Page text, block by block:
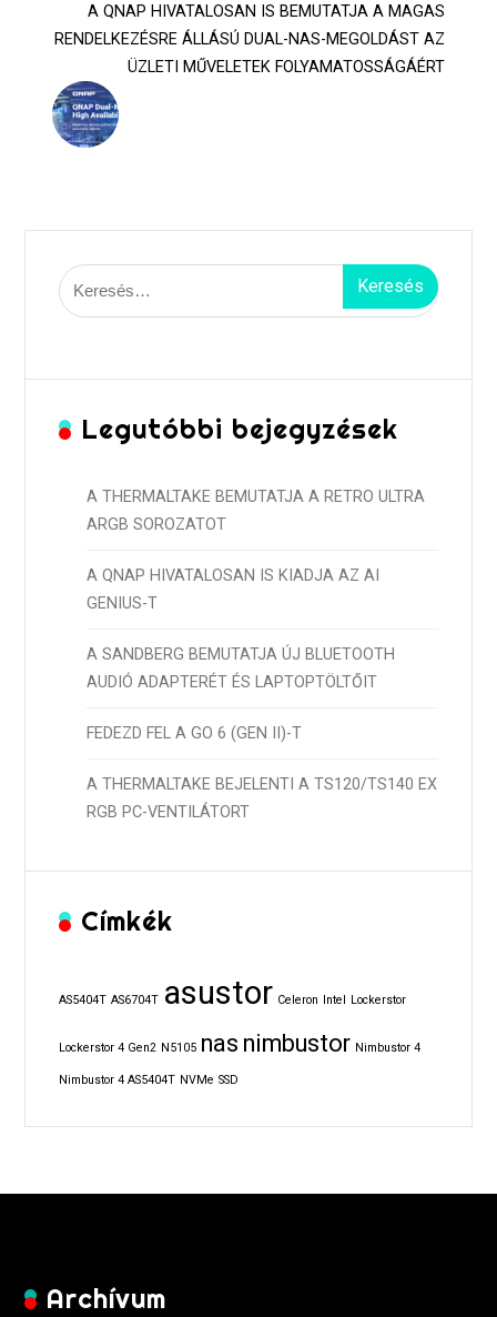
A QNAP HIVATALOSAN IS BEMUTATJA A MAGAS
RENDELKEZÉSRE ÁLLÁSÚ DUAL-NAS-MEGOLDÁST AZ
ÜZLETI MŰVELETEK FOLYAMATOSSÁGÁÉRT
Keresés:
Legutóbbi bejegyzések
A THERMALTAKE BEMUTATJA A RETRO ULTRA
ARGB SOROZATOT
A QNAP HIVATALOSAN IS KIADJA AZ AI
GENIUS-T
A SANDBERG BEMUTATJA ÚJ BLUETOOTH
AUDIÓ ADAPTERÉT ÉS LAPTOPTÖLTŐIT
FEDEZD FEL A GO 6 (GEN II)-T
A THERMALTAKE BEJELENTI A TS120/TS140 EX
RGB PC-VENTILÁTORT
Címkék
AS5404T AS6704T asustor Celeron Intel Lockerstor
Lockerstor 4 Gen2 N5105 nas nimbustor Nimbustor 4
Nimbustor 4 AS5404T NVMe SSD
Archívum